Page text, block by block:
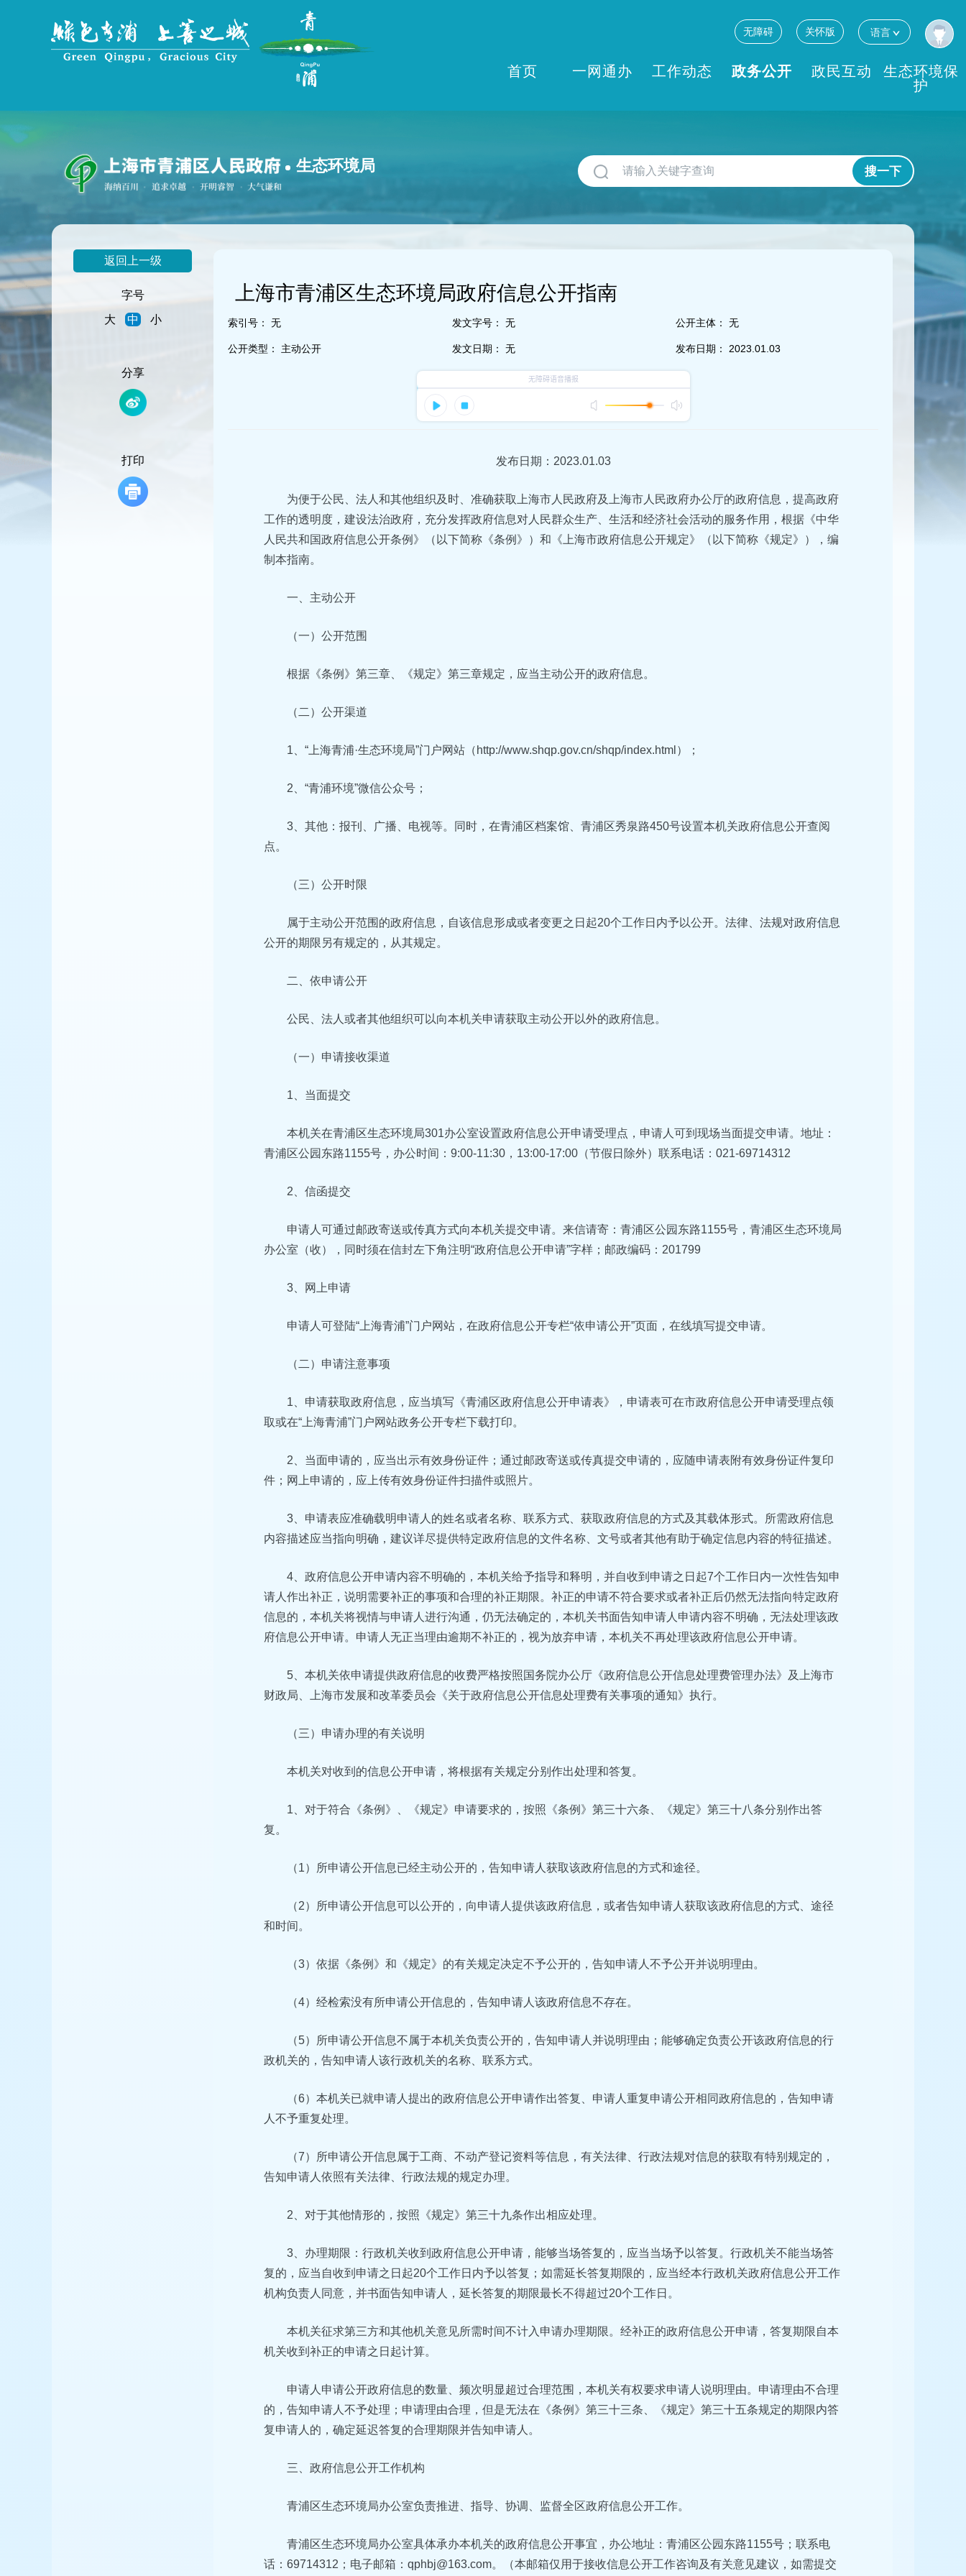
跳
到
主
要
内
无障碍 关怀版 语言
首页 一网通办 工作动态 政务公开 政民互动
生态环境保
护
生态环境局 搜一下
返回上一级
字号
大
中 小
分享
打印
上海市青浦区生态环境局政府信息公开指南
索引号： 无
公开类型： 主动公开
发文字号： 无
发文日期： 无
公开主体： 无
发布日期： 2023.01.03
发布日期：2023.01.03
为便于公民、法人和其他组织及时、准确获取上海市人民政府及上海市人民政府办公厅的政府信息，提高政府
工作的透明度，建设法治政府，充分发挥政府信息对人民群众生产、生活和经济社会活动的服务作用，根据《中华
人民共和国政府信息公开条例》（以下简称《条例》）和《上海市政府信息公开规定》（以下简称《规定》），编
制本指南。
一、主动公开
（一）公开范围
根据《条例》第三章、《规定》第三章规定，应当主动公开的政府信息。
（二）公开渠道
1、“上海青浦·生态环境局”门户网站（http://www.shqp.gov.cn/shqp/index.html）；
2、“青浦环境”微信公众号；
3、其他：报刊、广播、电视等。同时，在青浦区档案馆、青浦区秀泉路450号设置本机关政府信息公开查阅
点。
（三）公开时限
属于主动公开范围的政府信息，自该信息形成或者变更之日起20个工作日内予以公开。法律、法规对政府信息
公开的期限另有规定的，从其规定。
二、依申请公开
公民、法人或者其他组织可以向本机关申请获取主动公开以外的政府信息。
（一）申请接收渠道
1、当面提交
本机关在青浦区生态环境局301办公室设置政府信息公开申请受理点，申请人可到现场当面提交申请。地址：
青浦区公园东路1155号，办公时间：9:00-11:30，13:00-17:00（节假日除外）联系电话：021-69714312
2、信函提交
申请人可通过邮政寄送或传真方式向本机关提交申请。来信请寄：青浦区公园东路1155号，青浦区生态环境局
办公室（收），同时须在信封左下角注明“政府信息公开申请”字样；邮政编码：201799
3、网上申请
申请人可登陆“上海青浦”门户网站，在政府信息公开专栏“依申请公开”页面，在线填写提交申请。
（二）申请注意事项
1、申请获取政府信息，应当填写《青浦区政府信息公开申请表》，申请表可在市政府信息公开申请受理点领
取或在“上海青浦”门户网站政务公开专栏下载打印。
2、当面申请的，应当出示有效身份证件；通过邮政寄送或传真提交申请的，应随申请表附有效身份证件复印
件；网上申请的，应上传有效身份证件扫描件或照片。
3、申请表应准确载明申请人的姓名或者名称、联系方式、获取政府信息的方式及其载体形式。所需政府信息
内容描述应当指向明确，建议详尽提供特定政府信息的文件名称、文号或者其他有助于确定信息内容的特征描述。
4、政府信息公开申请内容不明确的，本机关给予指导和释明，并自收到申请之日起7个工作日内一次性告知申
请人作出补正，说明需要补正的事项和合理的补正期限。补正的申请不符合要求或者补正后仍然无法指向特定政府
信息的，本机关将视情与申请人进行沟通，仍无法确定的，本机关书面告知申请人申请内容不明确，无法处理该政
府信息公开申请。申请人无正当理由逾期不补正的，视为放弃申请，本机关不再处理该政府信息公开申请。
5、本机关依申请提供政府信息的收费严格按照国务院办公厅《政府信息公开信息处理费管理办法》及上海市
财政局、上海市发展和改革委员会《关于政府信息公开信息处理费有关事项的通知》执行。
（三）申请办理的有关说明
本机关对收到的信息公开申请，将根据有关规定分别作出处理和答复。
1、对于符合《条例》、《规定》申请要求的，按照《条例》第三十六条、《规定》第三十八条分别作出答
复。
（1）所申请公开信息已经主动公开的，告知申请人获取该政府信息的方式和途径。
（2）所申请公开信息可以公开的，向申请人提供该政府信息，或者告知申请人获取该政府信息的方式、途径
和时间。
（3）依据《条例》和《规定》的有关规定决定不予公开的，告知申请人不予公开并说明理由。
（4）经检索没有所申请公开信息的，告知申请人该政府信息不存在。
（5）所申请公开信息不属于本机关负责公开的，告知申请人并说明理由；能够确定负责公开该政府信息的行
政机关的，告知申请人该行政机关的名称、联系方式。
（6）本机关已就申请人提出的政府信息公开申请作出答复、申请人重复申请公开相同政府信息的，告知申请
人不予重复处理。
（7）所申请公开信息属于工商、不动产登记资料等信息，有关法律、行政法规对信息的获取有特别规定的，
告知申请人依照有关法律、行政法规的规定办理。
2、对于其他情形的，按照《规定》第三十九条作出相应处理。
3、办理期限：行政机关收到政府信息公开申请，能够当场答复的，应当当场予以答复。行政机关不能当场答
复的，应当自收到申请之日起20个工作日内予以答复；如需延长答复期限的，应当经本行政机关政府信息公开工作
机构负责人同意，并书面告知申请人，延长答复的期限最长不得超过20个工作日。
本机关征求第三方和其他机关意见所需时间不计入申请办理期限。经补正的政府信息公开申请，答复期限自本
机关收到补正的申请之日起计算。
申请人申请公开政府信息的数量、频次明显超过合理范围，本机关有权要求申请人说明理由。申请理由不合理
的，告知申请人不予处理；申请理由合理，但是无法在《条例》第三十三条、《规定》第三十五条规定的期限内答
复申请人的，确定延迟答复的合理期限并告知申请人。
三、政府信息公开工作机构
青浦区生态环境局办公室负责推进、指导、协调、监督全区政府信息公开工作。
青浦区生态环境局办公室具体承办本机关的政府信息公开事宜，办公地址：青浦区公园东路1155号；联系电
话：69714312；电子邮箱：qphbj@163.com。（本邮箱仅用于接收信息公开工作咨询及有关意见建议，如需提交